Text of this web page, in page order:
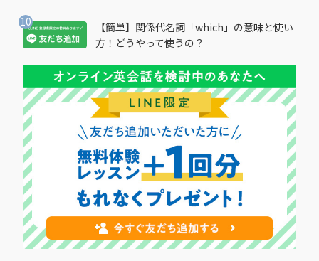
【簡単】関係代名詞「which」の意味と使い
方！どうやって使うの？